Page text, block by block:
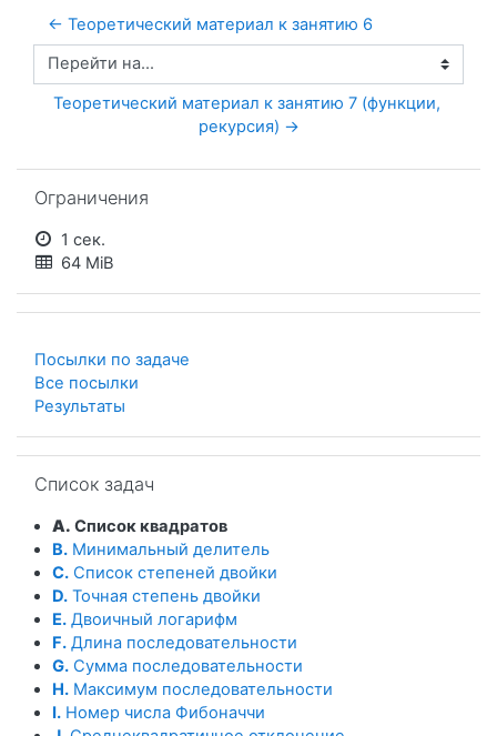
← Теоретический материал к занятию 6
Перейти на...
Теоретический материал к занятию 7 (функции,
рекурсия) →
Ограничения
1 сек.
64 MiB
Посылки по задаче
Все посылки
Результаты
Список задач
A. Список квадратов
B. Минимальный делитель
C. Список степеней двойки
D. Точная степень двойки
E. Двоичный логарифм
F. Длина последовательности
G. Сумма последовательности
H. Максимум последовательности
I. Номер числа Фибоначчи